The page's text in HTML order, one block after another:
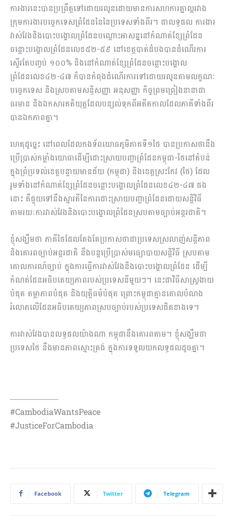
ការងារនេះបានប្រព្រឹត្តទៅដោយរលូនដោយមានការសហការគ្នាល្អរវាង
ក្រុមការងារបច្ចេកទេសព្រំដែននៃនៃប្រទេសទាំងពីរ។ ជាលទ្ធផល ការងារ
វាស់វែងនិងបោះបង្គោលព្រំដែនបណ្តោះអាសន្ននៅកំណាត់ខ្សែព្រំដែន
ចន្លោះបង្គោលព្រំដែនលេខ៥២-៥៩ នៅខេត្តបាត់ដំបងបានដំណើរការ
ស្ទើរតែបញ្ចប់ ១០០% និងនៅកំណាត់ខ្សែព្រំដែនចន្លោះបង្គោល
ព្រំដែនលេខ៤២-៤៧ ក៏បានកំពុងដំណើរការទៅដោយរលូនតាមលក្ខណៈ
បច្ចេកទេស និងស្របតាមសន្ធិសញ្ញា អនុសញ្ញា កិច្ចព្រមព្រៀងនានាជា
ធរមាន និងឯកសារគតិយុត្តដែលបន្សល់ទុកពីអតីតកាលដែលភាគីទាំងពីរ
បានឯកភាពគ្នា។
ហេតុដូច្នេះ នៅពេលដែលកងទ័ពយោធភូមិភាគទី១ថៃ បានប្រកាសថានឹង
ប្រើប្រាស់កម្លាំងយោធាដើម្បីដោះស្រាយបញ្ហាព្រំដែនកម្ពុជា-ថៃនៅតំបន់
ក្នុងព្រំប្រទល់ខេត្តបន្ទាយមានជ័យ (កម្ពុជា) និងខេត្តស្រះកែវ (ថៃ) ដែល
រួមទាំងនៅកំណាត់ខ្សែព្រំដែនចន្លោះបង្គោលព្រំដែនលេខ៤២-៤៧ ផង
នោះ គឺផ្ទុយទៅនឹងស្មារតីនៃការដោះស្រាយបញ្ហាព្រំដែនដោយសន្តិវិធី
តាមរយៈការវាស់វែងនិងបោះបង្គោលព្រំដែនស្របតាមច្បាប់អន្តរជាតិ។
ខ្ញុំសង្ឃឹមថា ភាគីថៃដែលតែងតែប្រកាសថាជាប្រទេសស្រលាញ់សន្តិភាព
និងគោរពច្បាប់អន្តរជាតិ នឹងបន្តប្រើប្រាស់មធ្យោបាយសន្តិវិធី ស្របតាម
គោលការណ៍ច្បាប់ ក្នុងការធ្វើការវាស់វែងនិងបោះបង្គោលព្រំដែន ដើម្បី
កំណត់ដែនអធិបតេយ្យភាពរបស់ប្រទេសនីមួយៗ។ នេះជាវិធីសាស្ត្រងាយ
បំផុត តម្លាភាពបំផុត និងយុត្តិធម៌បំផុត ព្រោះកម្ពុជាគ្មានគោលបំណង
រំលោភលើដែនអធិបតេយ្យភាពស្របច្បាប់របស់ប្រទេសជិតខាងទេ។
ការវាស់វែងបានលទ្ធផលយ៉ាងណា កម្ពុជានឹងគោរពតាម។ ខ្ញុំសង្ឃឹមថា
ប្រទេសថៃ នឹងមានភាពស្មោះត្រង់ ក្នុងការទទួលយកលទ្ធផលដូចគ្នា។
——————
#CambodiaWantsPeace
#JusticeForCambodia
Facebook Twitter Telegram